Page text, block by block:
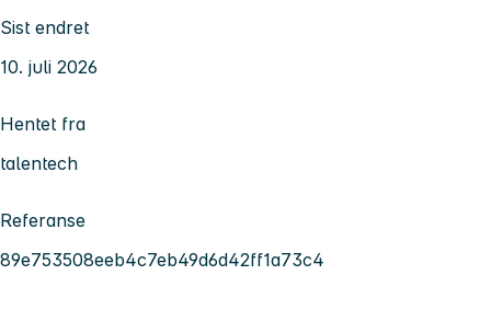
Sist endret
10. juli 2026
Hentet fra
talentech
Referanse
89e753508eeb4c7eb49d6d42ff1a73c4